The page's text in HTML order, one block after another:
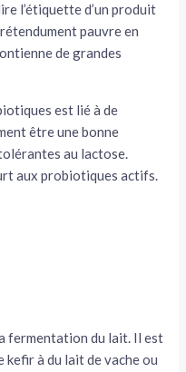
l’étiquette d’un produit
pauvre en
de grandes
est lié à de
être une bonne
au lactose.
aux probiotiques actifs.
fermentation du lait. Il est
à du lait de vache ou